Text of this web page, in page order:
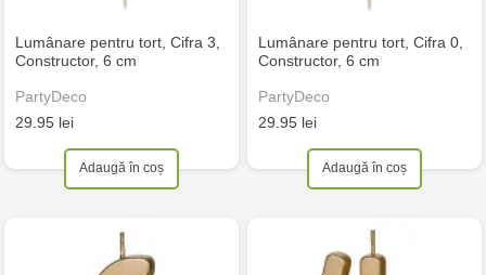
Lumânare pentru tort, Cifra 3,
Constructor, 6 cm
PartyDeco
29.95 lei
Adaugă în coș
Lumânare pentru tort, Cifra 0,
Constructor, 6 cm
PartyDeco
29.95 lei
Adaugă în coș